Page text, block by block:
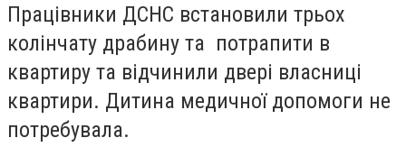
Працівники ДСНС встановили трьох
колінчату драбину та потрапити в
квартиру та відчинили двері власниці
квартири. Дитина медичної допомоги не
потребувала.